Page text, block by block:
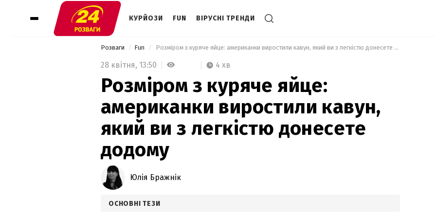
КУРЙОЗИ FUN ВІРУСНІ ТРЕНДИ
Розваги Fun Розміром з куряче яйце: американки виростили кавун, який ви з легкістю донесете додому
28 квітня, 13:50 4 хв
Розміром з куряче яйце:
американки виростили кавун,
який ви з легкістю донесете
додому
Юлія Бражнік
ОСНОВНІ ТЕЗИ